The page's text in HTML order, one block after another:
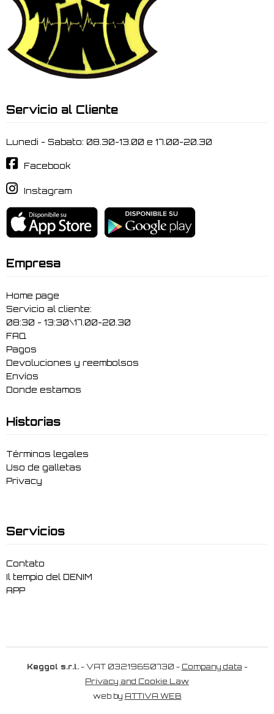
Servicio al Cliente
Lunedi - Sabato: 08.30-13.00 e 17.00-20.30
Facebook
Instagram
Empresa
Home page
Servicio al cliente:
08:30 - 13:30\17.00-20.30
FAQ
Pagos
Devoluciones y reembolsos
Envíos
Donde estamos
Historias
Términos legales
Uso de galletas
Privacy
Servicios
Contato
Il tempio del DENIM
APP
Keggol s.r.l.- VAT 03219650730 - Company data -
Privacy and Cookie Law
web by ATTIVA WEB